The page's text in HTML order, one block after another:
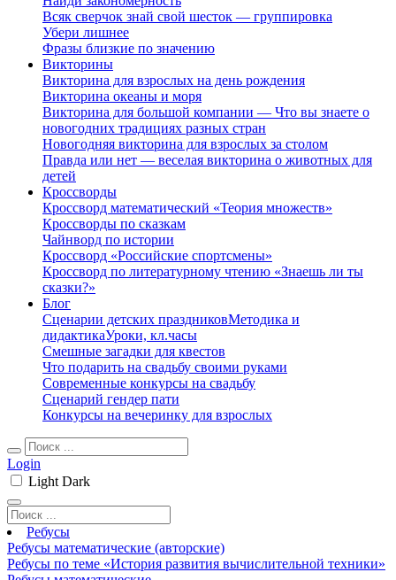
Всяк сверчок знай свой шесток — группировка
Убери лишнее
Фразы близкие по значению
Викторины
Викторина для взрослых на день рождения
Викторина океаны и моря
Викторина для большой компании — Что вы знаете о
новогодних традициях разных стран
Новогодняя викторина для взрослых за столом
Правда или нет — веселая викторина о животных для
детей
Кроссворды
Кроссворд математический «Теория множеств»
Кроссворды по сказкам
Чайнворд по истории
Кроссворд «Российские спортсмены»
Кроссворд по литературному чтению «Знаешь ли ты
сказки?»
Блог
Сценарии детских праздниковМетодика и
дидактикаУроки, кл.часы
Смешные загадки для квестов
Что подарить на свадьбу своими руками
Современные конкурсы на свадьбу
Сценарий гендер пати
Конкурсы на вечеринку для взрослых
Login
Light Dark
Ребусы
Ребусы математические (авторские)
Ребусы по теме «История развития вычислительной техники»